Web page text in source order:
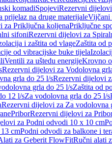
komadiSpojeviRezervni
na druge materijaleVijčani
za Priključna koljenaPriključne
sifoniRezervni dijelovi za
i zaštita od vlageZaštita od
od vibracijske buke tijela
Ventili za uštedu energijeKrovno
Rezervni dijelovi za Vodolovna
grla do 25 l/sRezervni dijelovi
grla do 25 l/sZaštita od
12 l/sZa vodolovna grla do 25 l/s
Rezervni dijelovi za Za vodolovna
PriborRezervni dijelovi za
za Podni odvodi 10 x 10 cm
cmPodni odvodi za balkone i
za Geberit FlowFitRučni alati